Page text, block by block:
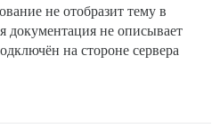
не отобразит тему в
документация не описывает
на стороне сервера